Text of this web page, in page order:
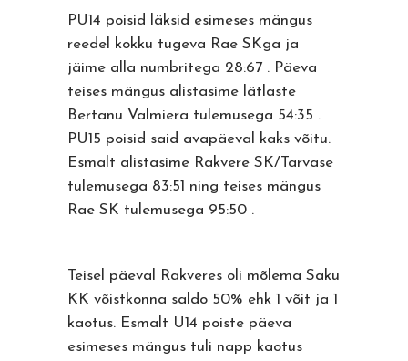
PU14 poisid läksid esimeses mängus
reedel kokku tugeva Rae SKga ja
jäime alla numbritega 28:67 . Päeva
teises mängus alistasime lätlaste
Bertanu Valmiera tulemusega 54:35 .
PU15 poisid said avapäeval kaks võitu.
Esmalt alistasime Rakvere SK/Tarvase
tulemusega 83:51 ning teises mängus
Rae SK tulemusega 95:50 .
Teisel päeval Rakveres oli mõlema Saku
KK võistkonna saldo 50% ehk 1 võit ja 1
kaotus. Esmalt U14 poiste päeva
esimeses mängus tuli napp kaotus